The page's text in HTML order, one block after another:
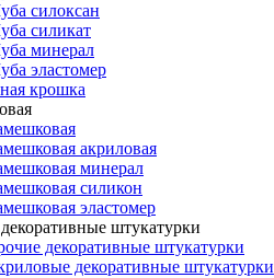
силоксан
силикат
минерал
эластомер
крошка
акриловая
минерал
силикон
эластомер
штукатурки
декоративные штукатурки
декоративные штукатурки